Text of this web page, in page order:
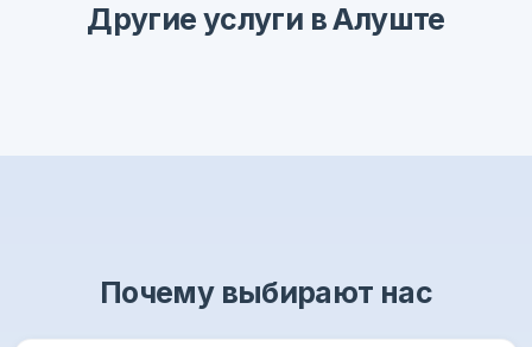
Другие услуги в Алуште
Почему выбирают нас